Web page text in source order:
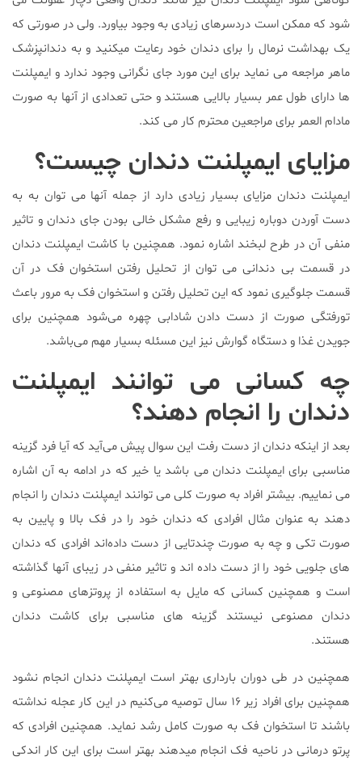
شود که ممکن است دردسرهای زیادی به وجود بیاورد. ولی در صورتی که
یک بهداشت نرمال را برای دندان خود رعایت میکنید و به دندانپزشک
ماهر مراجعه می نماید برای این مورد جای نگرانی وجود ندارد و ایمپلنت
ها دارای طول عمر بسیار بالایی هستند و حتی تعدادی از آنها به صورت
مادام العمر برای مراجعین محترم کار می کند.
مزایای ایمپلنت دندان چیست؟
ایمپلنت دندان مزایای بسیار زیادی دارد از جمله آنها می توان به به
دست آوردن دوباره زیبایی و رفع مشکل خالی بودن جای دندان و تاثیر
منفی آن در طرح لبخند اشاره نمود. همچنین با کاشت ایمپلنت دندان
در قسمت بی دندانی می توان از تحلیل رفتن استخوان فک در آن
قسمت جلوگیری نمود که این تحلیل رفتن و استخوان فک به مرور باعث
تورفتگی صورت از دست دادن شادابی چهره می‌شود همچنین برای
جویدن غذا و دستگاه گوارش نیز این مسئله بسیار مهم می‌باشد.
چه کسانی می توانند ایمپلنت
دندان را انجام دهند؟
بعد از اینکه دندان از دست رفت این سوال پیش می‌آید که آیا فرد گزینه
مناسبی برای ایمپلنت دندان می باشد یا خیر که در ادامه به آن اشاره
می نماییم. بیشتر افراد به صورت کلی می توانند ایمپلنت دندان را انجام
دهند به عنوان مثال افرادی که دندان خود را در فک بالا و پایین به
صورت تکی و چه به صورت چندتایی از دست داده‌اند افرادی که دندان
های جلویی خود را از دست داده اند و تاثیر منفی در زیبای آنها گذاشته
است و همچنین کسانی که مایل به استفاده از پروتزهای مصنوعی و
دندان مصنوعی نیستند گزینه های مناسبی برای کاشت دندان
هستند.
همچنین در طی دوران بارداری بهتر است ایمپلنت دندان انجام نشود
همچنین برای افراد زیر ۱۶ سال توصیه می‌کنیم در این کار عجله نداشته
باشند تا استخوان فک به صورت کامل رشد نماید. همچنین افرادی که
پرتو درمانی در ناحیه فک انجام میدهند بهتر است برای این کار اندکی